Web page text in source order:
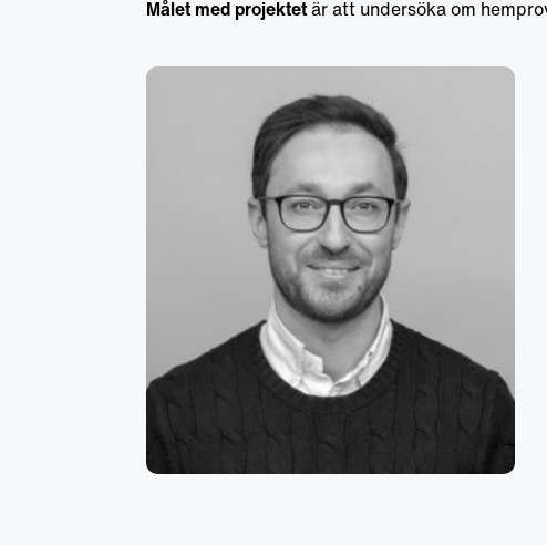
Målet med projektetär att undersöka om